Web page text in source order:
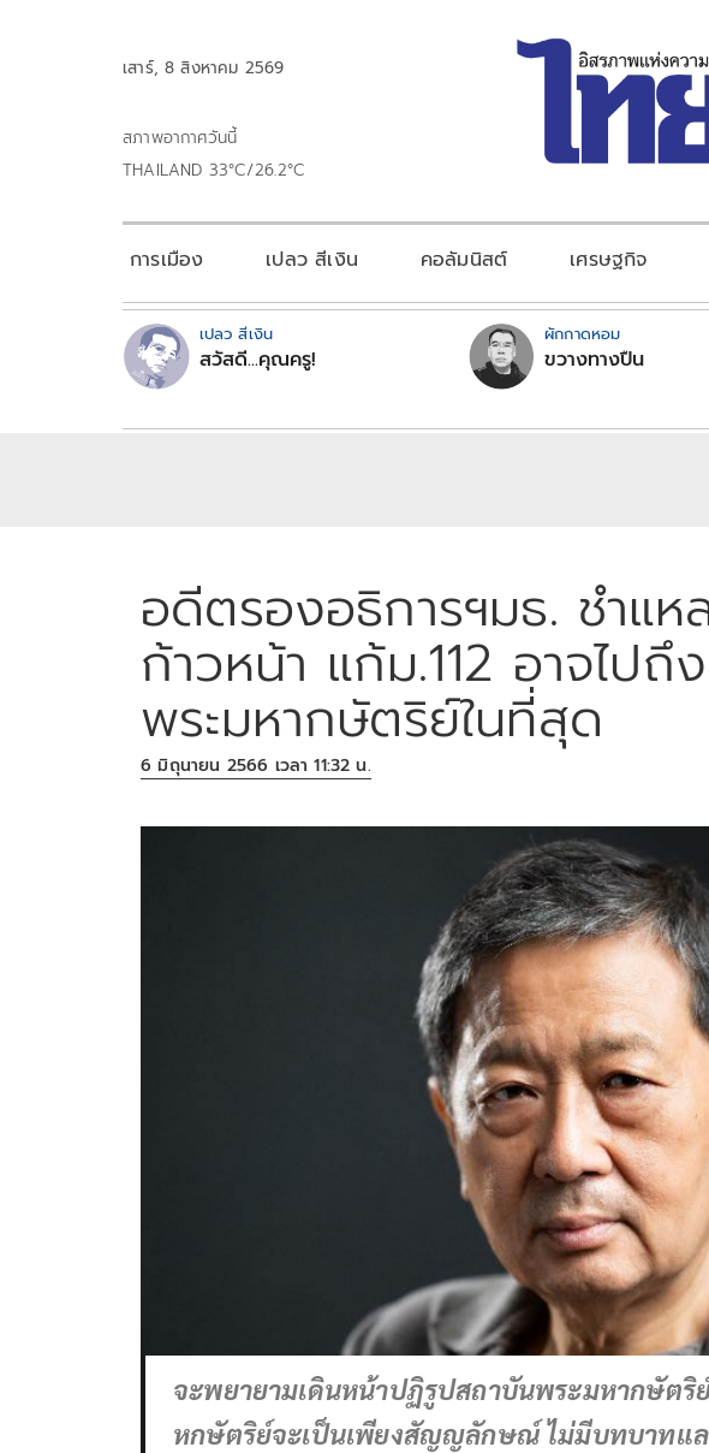
เสาร์, 8 สิงหาคม 2569
สภาพอากาศวันนี้
THAILAND 33°C/26.2°C
การเมือง เปลว สีเงิน คอลัมนิสต์ เศรษฐกิจ
เปลว สีเงิน
สวัสดี...คุณครู!
ผักกาดหอม
ขวางทางปืน
อดีตรองอธิการฯมธ. ชำแห
ก้าวหน้า แก้ม.112 อาจไป
พระมหากษัตริย์ในที่สุด
6 มิถุนายน 2566 เวลา 11:32 น.
จะพยายามเดินหน้าปฏิรูปสถาบันพระมหากษัตริ
หกษัตริย์จะเป็นเพียงสัญญลักษณ์ ไม่มีบทบาทแล